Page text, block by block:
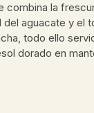
combina la
aguacate y el
todo ello
dorado en